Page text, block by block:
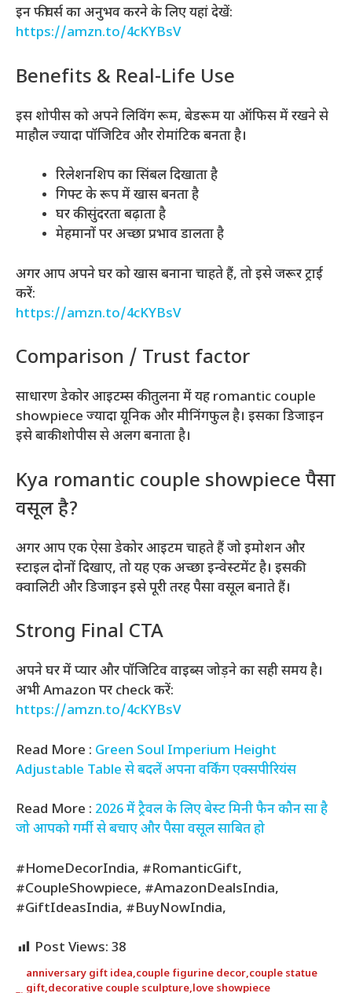
इन फीचर्स का अनुभव करने के लिए यहां देखें:
https://amzn.to/4cKYBsV
Benefits & Real-Life Use
इस शोपीस को अपने लिविंग रूम, बेडरूम या ऑफिस में रखने से
माहौल ज्यादा पॉजिटिव और रोमांटिक बनता है।
रिलेशनशिप का सिंबल दिखाता है
गिफ्ट के रूप में खास बनता है
घर की सुंदरता बढ़ाता है
मेहमानों पर अच्छा प्रभाव डालता है
अगर आप अपने घर को खास बनाना चाहते हैं, तो इसे जरूर ट्राई
करें:
https://amzn.to/4cKYBsV
Comparison / Trust factor
साधारण डेकोर आइटम्स की तुलना में यह romantic couple
showpiece ज्यादा यूनिक और मीनिंगफुल है। इसका डिजाइन
इसे बाकी शोपीस से अलग बनाता है।
Kya romantic couple showpiece पैसा
वसूल है?
अगर आप एक ऐसा डेकोर आइटम चाहते हैं जो इमोशन और
स्टाइल दोनों दिखाए, तो यह एक अच्छा इन्वेस्टमेंट है। इसकी
क्वालिटी और डिजाइन इसे पूरी तरह पैसा वसूल बनाते हैं।
Strong Final CTA
अपने घर में प्यार और पॉजिटिव वाइब्स जोड़ने का सही समय है।
अभी Amazon पर check करें:
https://amzn.to/4cKYBsV
Read More : Green Soul Imperium Height
Adjustable Table से बदलें अपना वर्किंग एक्सपीरियंस
Read More : 2026 में ट्रैवल के लिए बेस्ट मिनी फैन कौन सा है
जो आपको गर्मी से बचाए और पैसा वसूल साबित हो
#HomeDecorIndia, #RomanticGift,
#CoupleShowpiece, #AmazonDealsIndia,
#GiftIdeasIndia, #BuyNowIndia,
Post Views: 38
anniversary gift idea,couple figurine decor,couple statue
gift,decorative couple sculpture,love showpiece